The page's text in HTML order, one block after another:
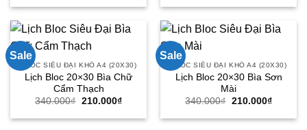
là:
tại
190.000₫.
là:
tại
Sale
BLOC SIÊU ĐẠI KHỔ A4 (20X30)
Lịch Bloc 20×30 Bìa Chữ
Cẩm Thạch
340.000₫ Giá
là:
210.000₫Giá
tại
Sale
BLOC SIÊU ĐẠI KHỔ A4 (20X30)
Lịch Bloc 20×30 Bìa Sơn
Mài
340.000₫ Giá
là:
210.000₫Giá
tại